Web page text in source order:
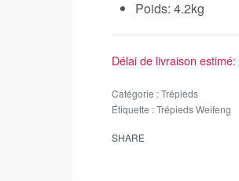
Poids: 4.2kg
Délai de livraison estimé:
Catégorie :Trépieds
Étiquette :Trépieds Weifeng
SHARE